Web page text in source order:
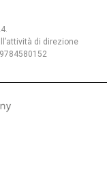
di direzione